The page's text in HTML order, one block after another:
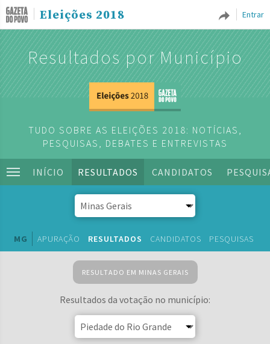
Entrar
Eleições 2018
Resultados por Município
TUDO SOBRE AS ELEIÇÕES 2018: NOTÍCIAS,
PESQUISAS, DEBATES E ENTREVISTAS
INÍCIO RESULTADOS CANDIDATOS
MG APURAÇÃO RESULTADOS CANDIDATOS PESQUISAS
RESULTADO EM MINAS GERAIS
Resultados da votação no município: